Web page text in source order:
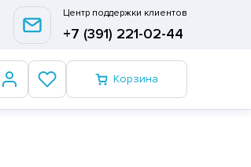
Центр поддержки клиентов
+7 (391) 221-02-44
Корзина